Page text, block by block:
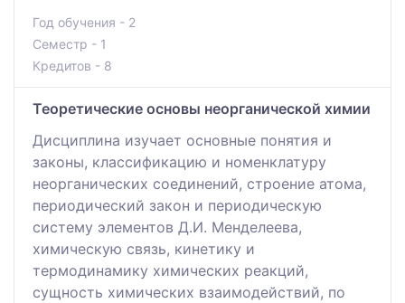
Год обучения - 2
Семестр - 1
Кредитов - 8
Теоретические основы неорганической химии
Дисциплина изучает основные понятия и
законы, классификацию и номенклатуру
неорганических соединений, строение атома,
периодический закон и периодическую
систему элементов Д.И. Менделеева,
химическую связь, кинетику и
термодинамику химических реакций,
сущность химических взаимодействий, по